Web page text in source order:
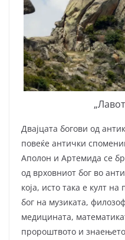
Двајцата богови од
повеќе антички
Аполон и Артемида се
од врховниот бог во
која, исто така е култ
бог на музиката,
медицината,
пророштвото и